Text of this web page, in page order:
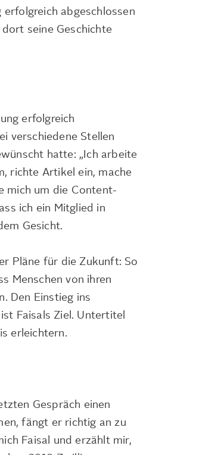
abgeschlossen
seine Geschichte
erfolgreich
verschiedene Stellen
hatte: „Ich arbeite
richte Artikel ein, mache
mich um die Content-
ich ein Mitglied in
Gesicht.
Pläne für die Zukunft: So
Menschen von ihren
Den Einstieg ins
Faisals Ziel. Untertitel
erleichtern.
Gespräch einen
fängt er richtig an zu
Faisal und erzählt mir,